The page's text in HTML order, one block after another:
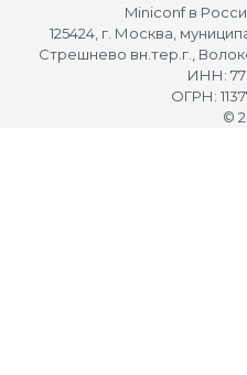
Miniconf в
125424, г. Москва,
Стрешнево вн.тер.г.,
ИНН:
ОГРН:
©